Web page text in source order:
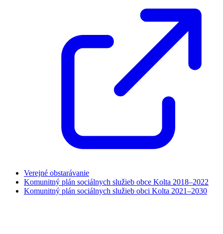
Verejné obstarávanie
Komunitný plán sociálnych služieb obce Kolta 2018–2022
Komunitný plán sociálnych služieb obci Kolta 2021–2030